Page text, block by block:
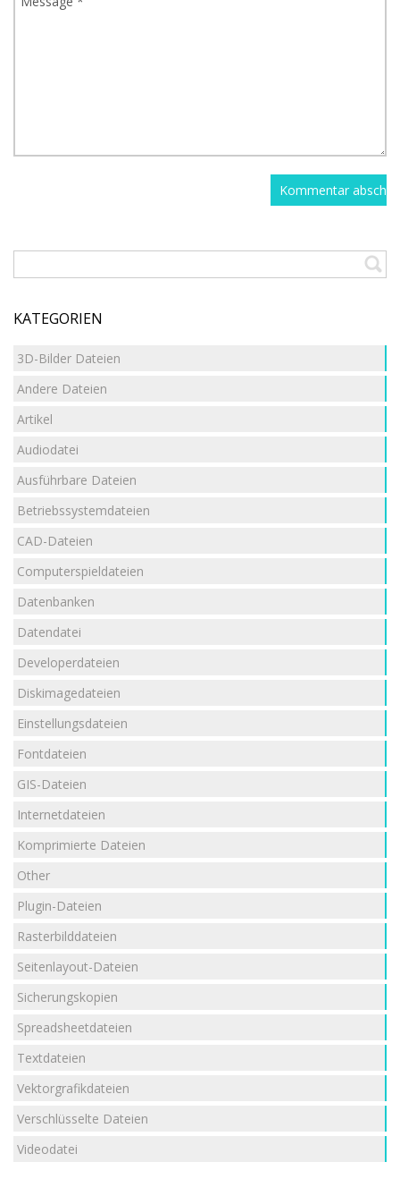
KATEGORIEN
3D-Bilder Dateien
Andere Dateien
Artikel
Audiodatei
Ausführbare Dateien
Betriebssystemdateien
CAD-Dateien
Computerspieldateien
Datenbanken
Datendatei
Developerdateien
Diskimagedateien
Einstellungsdateien
Fontdateien
GIS-Dateien
Internetdateien
Komprimierte Dateien
Other
Plugin-Dateien
Rasterbilddateien
Seitenlayout-Dateien
Sicherungskopien
Spreadsheetdateien
Textdateien
Vektorgrafikdateien
Verschlüsselte Dateien
Videodatei